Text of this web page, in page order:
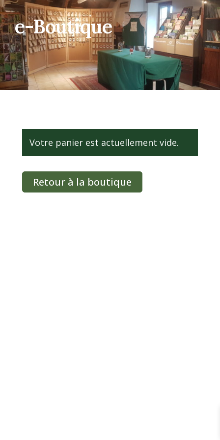
e-Boutique
Votre panier est actuellement vide.
Retour à la boutique